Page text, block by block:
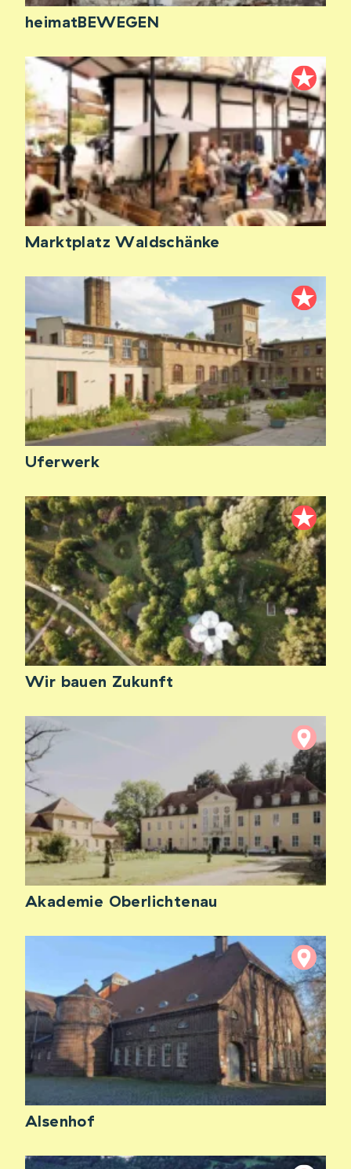
heimatBEWEGEN
Marktplatz Waldschänke
Uferwerk
Wir bauen Zukunft
Akademie Oberlichtenau
Alsenhof